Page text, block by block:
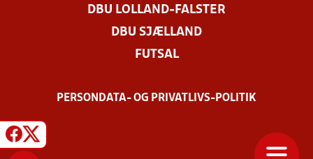
DBU LOLLAND-FALSTER
DBU SJÆLLAND
FUTSAL
PERSONDATA- OG PRIVATLIVS-POLITIK